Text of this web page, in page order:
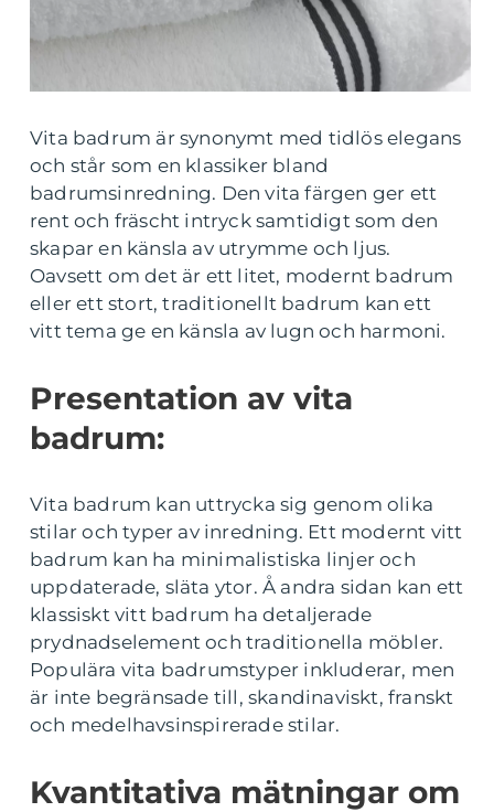
Vita badrum är synonymt med tidlös elegans
och står som en klassiker bland
badrumsinredning. Den vita färgen ger ett
rent och fräscht intryck samtidigt som den
skapar en känsla av utrymme och ljus.
Oavsett om det är ett litet, modernt badrum
eller ett stort, traditionellt badrum kan ett
vitt tema ge en känsla av lugn och harmoni.
Presentation av vita
badrum:
Vita badrum kan uttrycka sig genom olika
stilar och typer av inredning. Ett modernt vitt
badrum kan ha minimalistiska linjer och
uppdaterade, släta ytor. Å andra sidan kan ett
klassiskt vitt badrum ha detaljerade
prydnadselement och traditionella möbler.
Populära vita badrumstyper inkluderar, men
är inte begränsade till, skandinaviskt, franskt
och medelhavsinspirerade stilar.
Kvantitativa mätningar om